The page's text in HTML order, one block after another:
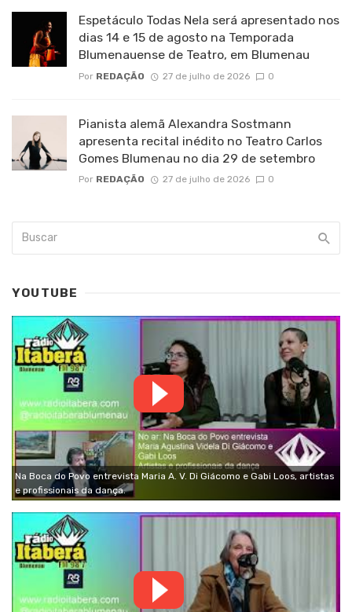
Espetáculo Todas Nela será apresentado nos
dias 14 e 15 de agosto na Temporada
Blumenauense de Teatro, em Blumenau
Por REDAÇÃO 27 de julho de 2026 0
Pianista alemã Alexandra Sostmann
apresenta recital inédito no Teatro Carlos
Gomes Blumenau no dia 29 de setembro
Por REDAÇÃO 27 de julho de 2026 0
YOUTUBE
Na Boca do Povo entrevista Maria A. V. Di Giácomo e Gabi Loos, artistas
e profissionais da dança.